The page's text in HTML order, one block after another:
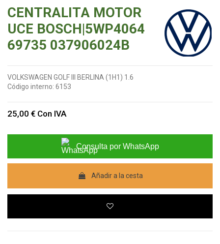
CENTRALITA MOTOR
UCE BOSCH|5WP4064
69735 037906024B
VOLKSWAGEN GOLF III BERLINA (1H1) 1.6
Código interno: 6153
25,00 € Con IVA
Consulta por WhatsApp
Añadir a la cesta